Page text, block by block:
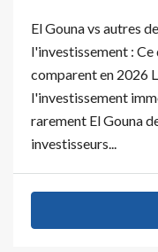
El Gouna vs autres
l'investissement : Ce
comparent en 2026
l'investissement
rarement El Gouna
investisseurs...